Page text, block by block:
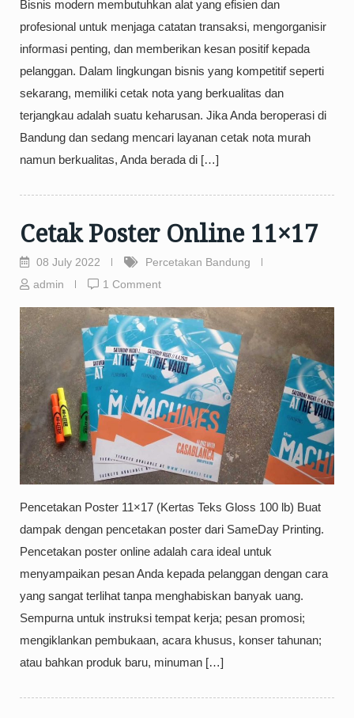
Bisnis modern membutuhkan alat yang efisien dan
profesional untuk menjaga catatan transaksi, mengorganisir
informasi penting, dan memberikan kesan positif kepada
pelanggan. Dalam lingkungan bisnis yang kompetitif seperti
sekarang, memiliki cetak nota yang berkualitas dan
terjangkau adalah suatu keharusan. Jika Anda beroperasi di
Bandung dan sedang mencari layanan cetak nota murah
namun berkualitas, Anda berada di […]
Cetak Poster Online 11×17
08 July 2022
Percetakan Bandung
admin
1 Comment
Pencetakan Poster 11×17 (Kertas Teks Gloss 100 lb) Buat
dampak dengan pencetakan poster dari SameDay Printing.
Pencetakan poster online adalah cara ideal untuk
menyampaikan pesan Anda kepada pelanggan dengan cara
yang sangat terlihat tanpa menghabiskan banyak uang.
Sempurna untuk instruksi tempat kerja; pesan promosi;
mengiklankan pembukaan, acara khusus, konser tahunan;
atau bahkan produk baru, minuman […]